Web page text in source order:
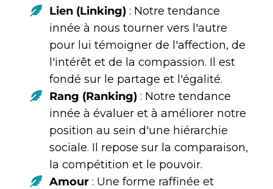
Lien (Linking) : Notre tendance
innée à nous tourner vers l'autre
pour lui témoigner de l'affection, de
l'intérêt et de la compassion. Il est
fondé sur le partage et l'égalité.
Rang (Ranking) : Notre tendance
innée à évaluer et à améliorer notre
position au sein d'une hiérarchie
sociale. Il repose sur la comparaison,
la compétition et le pouvoir.
Amour : Une forme raffinée et